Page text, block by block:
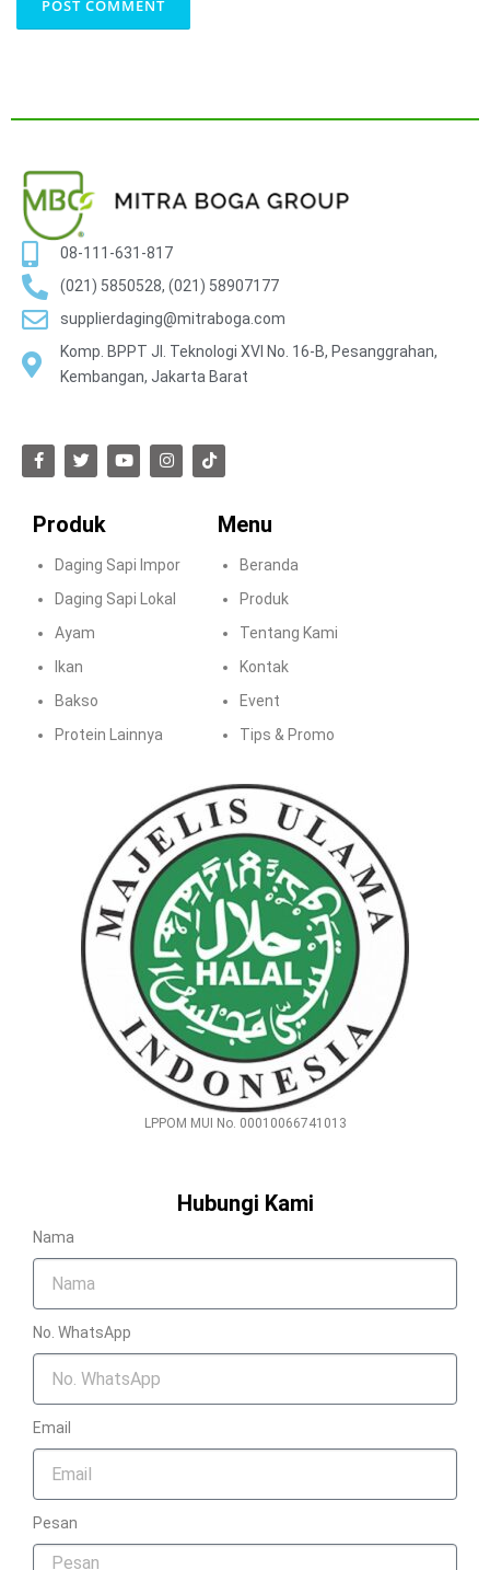
08-111-631-817
(021) 5850528, (021) 58907177
supplierdaging@mitraboga.com
Komp. BPPT Jl. Teknologi XVI No. 16-B, Pesanggrahan,
Kembangan, Jakarta Barat
Produk
Daging Sapi Impor
Daging Sapi Lokal
Ayam
Ikan
Bakso
Protein Lainnya
Menu
Beranda
Produk
Tentang Kami
Kontak
Event
Tips & Promo
LPPOM MUI No. 00010066741013
Hubungi Kami
Nama
No. WhatsApp
Email
Pesan